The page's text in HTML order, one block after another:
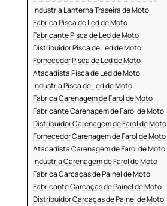
Indústria Lanterna Traseira de Moto
Fabrica Pisca de Led de Moto
Fabricante Pisca de Led de Moto
Distribuidor Pisca de Led de Moto
Fornecedor Pisca de Led de Moto
Atacadista Pisca de Led de Moto
Indústria Pisca de Led de Moto
Fabrica Carenagem de Farol de Moto
Fabricante Carenagem de Farol de Moto
Distribuidor Carenagem de Farol de Moto
Fornecedor Carenagem de Farol de Moto
Atacadista Carenagem de Farol de Moto
Indústria Carenagem de Farol de Moto
Fabrica Carcaças de Painel de Moto
Fabricante Carcaças de Painel de Moto
Distribuidor Carcaças de Painel de Moto